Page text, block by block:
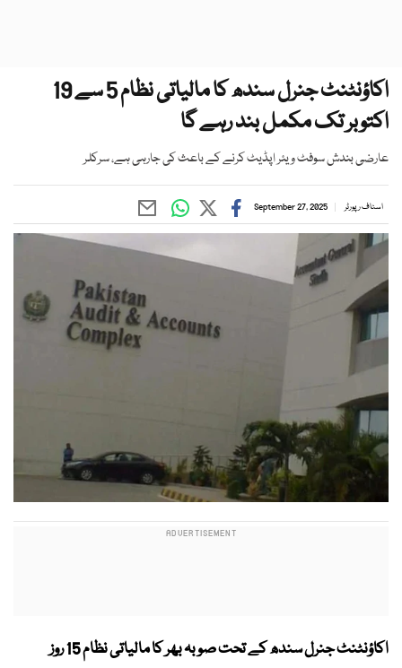
اکاؤنٹنٹ جنرل سندھ کا مالیاتی نظام 5 سے 19
اکتوبر تک مکمل بند رہے گا
عارضی بندش سوفٹ ویئر اپڈیٹ کرنے کے باعث کی جارہی ہے، سرکلر
اسٹاف رپورٹر September 27, 2025
اکاؤنٹنٹ جنرل سندھ کے تحت صوبہ بھر کا مالیاتی نظام 15 روز